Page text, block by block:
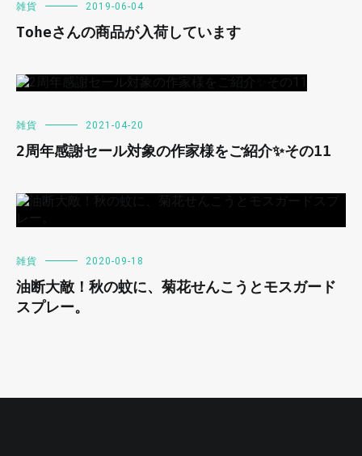
雑貨 2019-06-04
Toheさんの商品が入荷しています
雑貨 2021-04-20
2周年感謝セール対象の作家様をご紹介✨その11
雑貨 2020-09-18
油断大敵！秋の蚊に、菊花せんこうとモスガード
スプレー。